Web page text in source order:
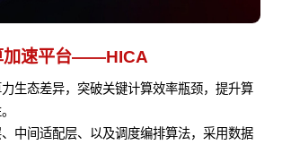
加速平台——HICA
生态差异，突破关键计算效率瓶颈，提升算
中间适配层、以及调度编排算法，采用数据